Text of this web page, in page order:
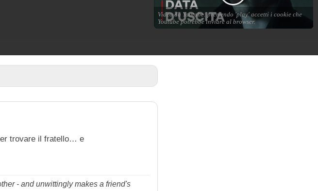
trovare il fratello… e
- and unwittingly makes a friend's